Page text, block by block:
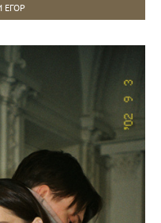
ЕГОР